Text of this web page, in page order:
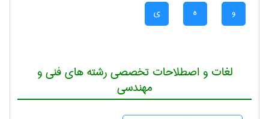
و ه ی
لغات و اصطلاحات تخصصی رشته های فنی و
مهندسی